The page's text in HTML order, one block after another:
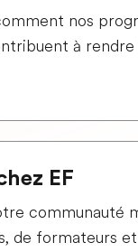
nos
à rendre
EF
communauté
de formateurs